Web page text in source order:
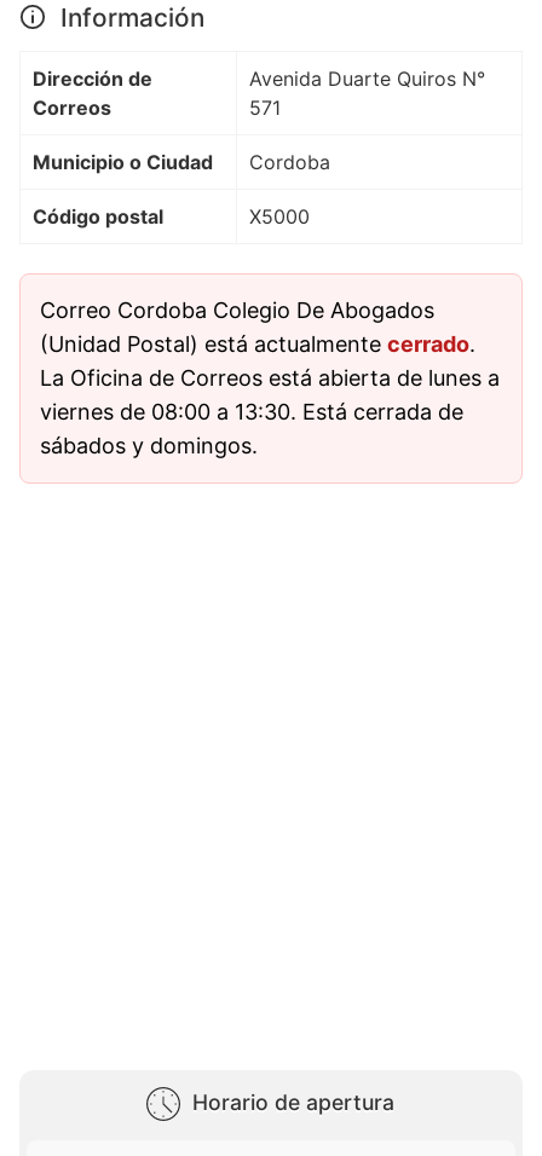
Información
Dirección de
Correos
Avenida Duarte Quiros N°
571
Municipio o Ciudad Cordoba
Código postal X5000
Correo Cordoba Colegio De Abogados
(Unidad Postal) está actualmente cerrado.
La Oficina de Correos está abierta de lunes a
viernes de 08:00 a 13:30. Está cerrada de
sábados y domingos.
Horario de apertura